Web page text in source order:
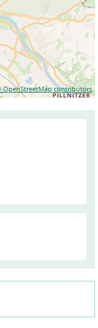
OpenStreetMap contributors